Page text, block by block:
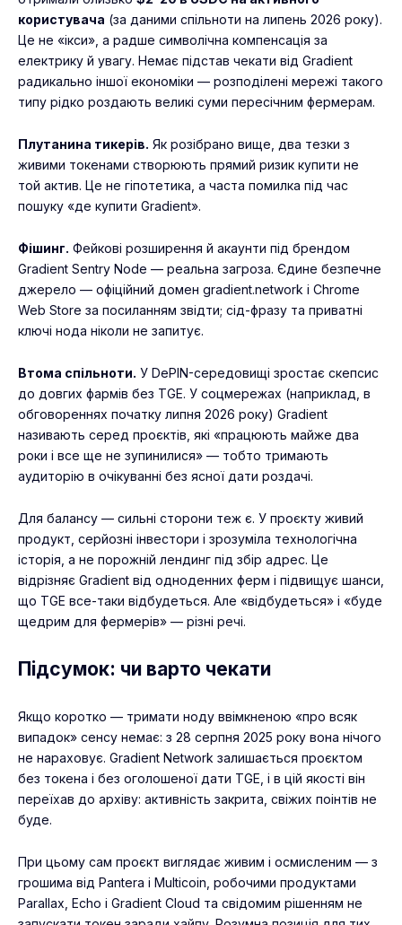
користувача (за даними спільноти на липень 2026 року).
Це не «ікси», а радше символічна компенсація за
електрику й увагу. Немає підстав чекати від Gradient
радикально іншої економіки — розподілені мережі такого
типу рідко роздають великі суми пересічним фермерам.
Плутанина тикерів. Як розібрано вище, два тезки з
живими токенами створюють прямий ризик купити не
той актив. Це не гіпотетика, а часта помилка під час
пошуку «де купити Gradient».
Фішинг. Фейкові розширення й акаунти під брендом
Gradient Sentry Node — реальна загроза. Єдине безпечне
джерело — офіційний домен gradient.network і Chrome
Web Store за посиланням звідти; сід-фразу та приватні
ключі нода ніколи не запитує.
Втома спільноти. У DePIN-середовищі зростає скепсис
до довгих фармів без TGE. У соцмережах (наприклад, в
обговореннях початку липня 2026 року) Gradient
називають серед проєктів, які «працюють майже два
роки і все ще не зупинилися» — тобто тримають
аудиторію в очікуванні без ясної дати роздачі.
Для балансу — сильні сторони теж є. У проєкту живий
продукт, серйозні інвестори і зрозуміла технологічна
історія, а не порожній лендинг під збір адрес. Це
відрізняє Gradient від одноденних ферм і підвищує шанси,
що TGE все-таки відбудеться. Але «відбудеться» і «буде
щедрим для фермерів» — різні речі.
Підсумок: чи варто чекати
Якщо коротко — тримати ноду ввімкненою «про всяк
випадок» сенсу немає: з 28 серпня 2025 року вона нічого
не нараховує. Gradient Network залишається проєктом
без токена і без оголошеної дати TGE, і в цій якості він
переїхав до архіву: активність закрита, свіжих поінтів не
буде.
При цьому сам проєкт виглядає живим і осмисленим — з
грошима від Pantera і Multicoin, робочими продуктами
Parallax, Echo і Gradient Cloud та свідомим рішенням не